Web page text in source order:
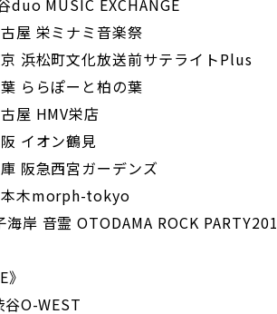
屋 栄ミナミ音楽祭
浜松町文化放送前サテライトPlus
ららぽーと柏の葉
屋 HMV栄店
イオン鶴見
阪急西宮ガーデンズ
木morph-tokyo
岸 音霊 OTODAMA ROCK
O-WEST